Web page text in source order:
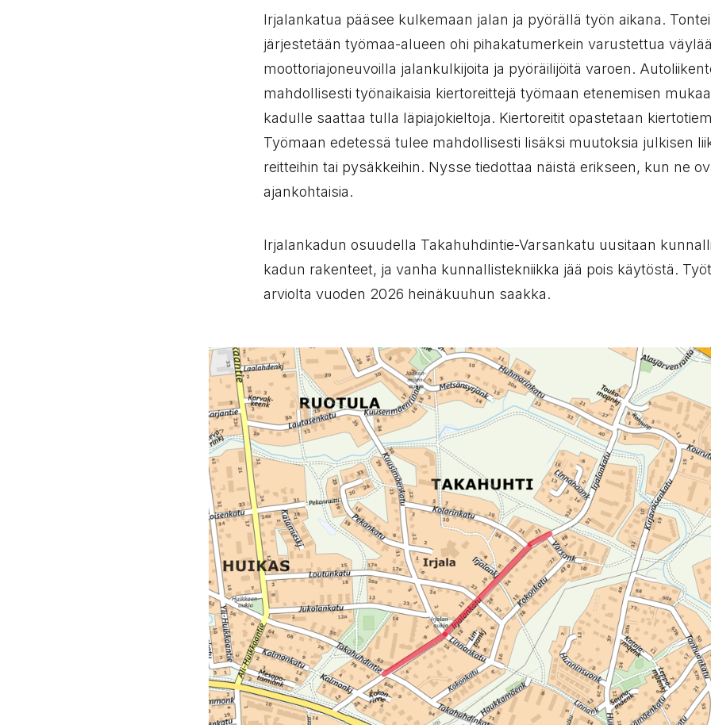
Irjalankatua pääsee kulkemaan jalan ja pyörällä työn aikana.
järjestetään työmaa-alueen ohi pihakatumerkein varustettua
moottoriajoneuvoilla jalankulkijoita ja pyöräilijöitä varoen.
mahdollisesti työnaikaisia kiertoreittejä työmaan etenemisen
kadulle saattaa tulla läpiajokieltoja. Kiertoreitit opastetaan
Työmaan edetessä tulee mahdollisesti lisäksi muutoksia julkisen
reitteihin tai pysäkkeihin. Nysse tiedottaa näistä erikseen, kun ne
ajankohtaisia.
Irjalankadun osuudella Takahuhdintie-Varsankatu uusitaan
kadun rakenteet, ja vanha kunnallistekniikka jää pois käytöstä.
arviolta vuoden 2026 heinäkuuhun saakka.